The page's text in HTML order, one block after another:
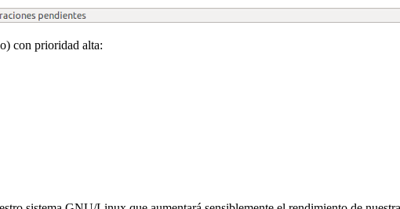
con prioridad alta: